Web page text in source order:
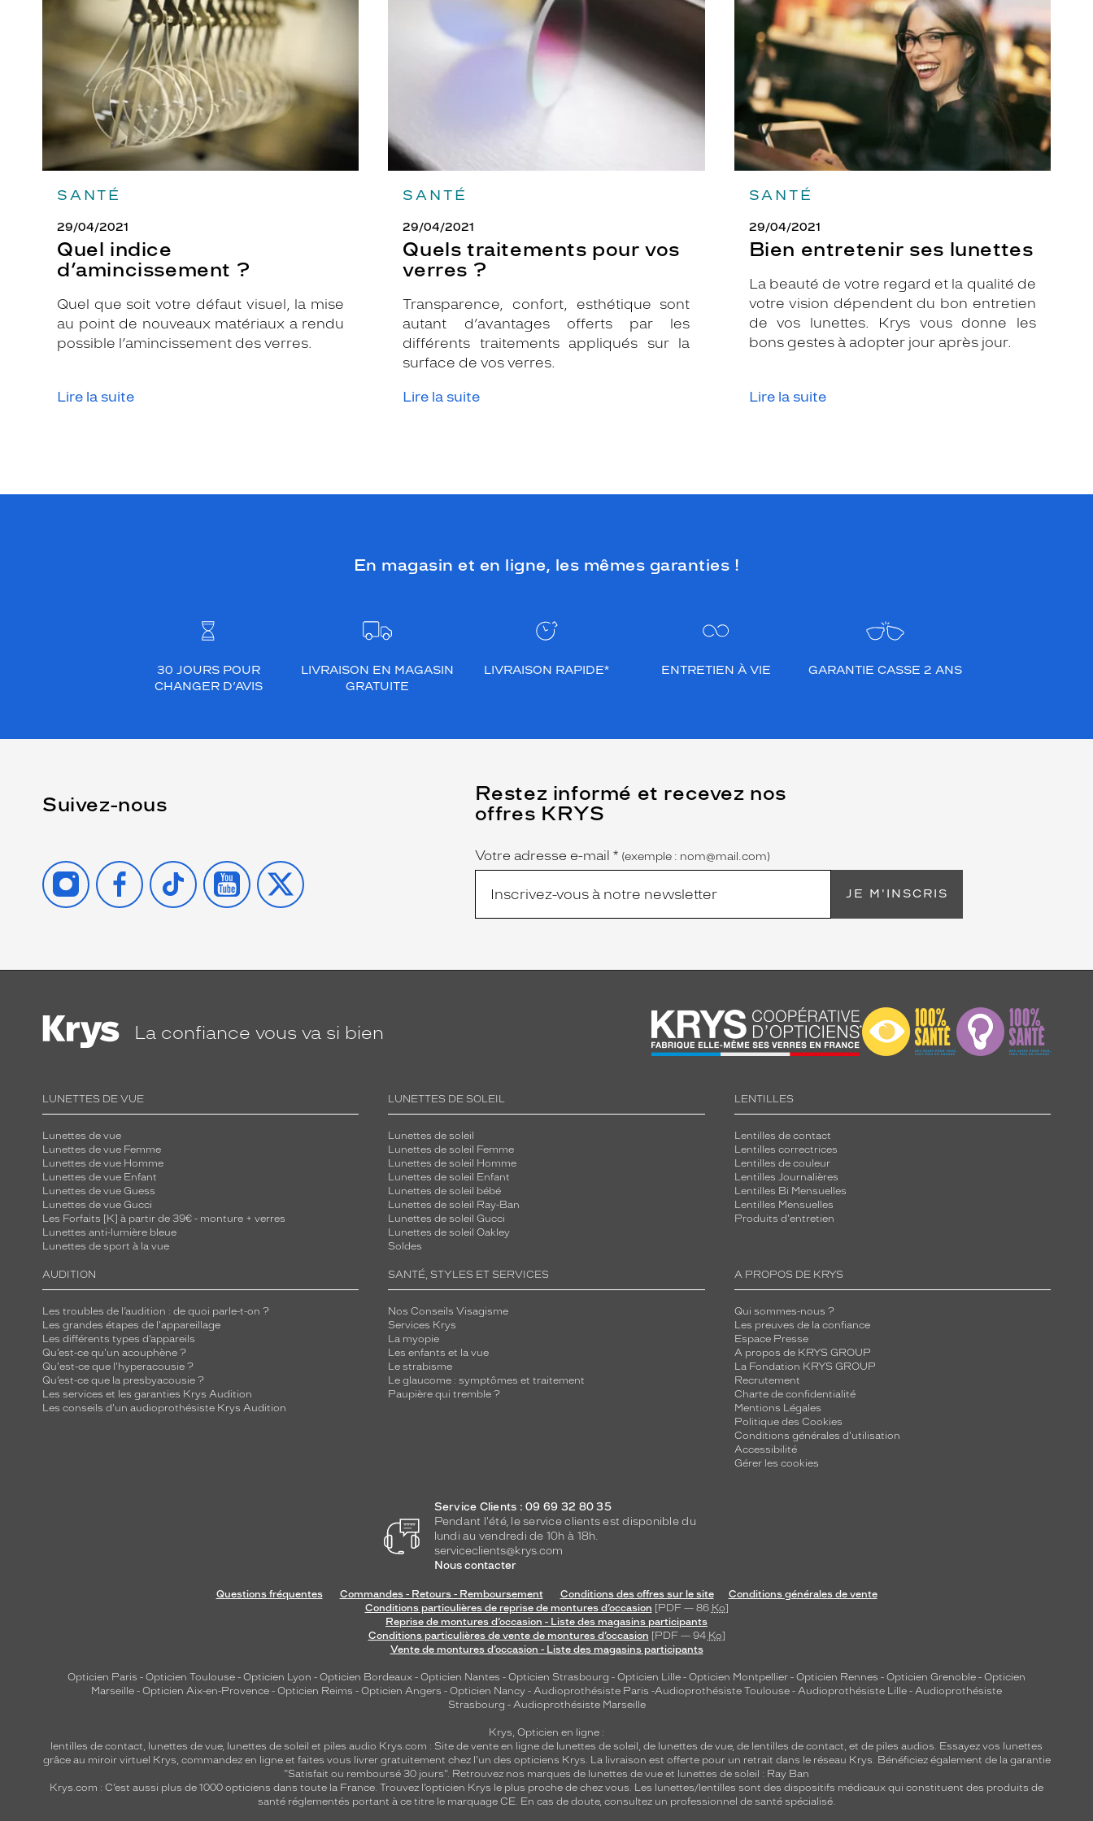
SANTÉ
29/04/2021
Quel indice
d’amincissement ?
Quel que soit votre défaut visuel, la mise
au point de nouveaux matériaux a rendu
possible l’amincissement des verres.
Lire la suite
SANTÉ
29/04/2021
Quels traitements pour vos
verres ?
Transparence, confort, esthétique sont
autant d’avantages offerts par les
différents traitements appliqués sur la
surface de vos verres.
Lire la suite
SANTÉ
29/04/2021
Bien entretenir ses lunettes
La beauté de votre regard et la qualité de
votre vision dépendent du bon entretien
de vos lunettes. Krys vous donne les
bons gestes à adopter jour après jour.
Lire la suite
lunettes
En magasin et en ligne, les mêmes garanties !
30 JOURS POUR
CHANGER D’AVIS
LIVRAISON EN MAGASIN
GRATUITE
LIVRAISON RAPIDE* ENTRETIEN À VIE GARANTIE CASSE 2 ANS
Suivez-nous
INSTAGRAMFACEBOOK
TIKTOK YOUTUBE
X
Restez informé et recevez nos
offres KRYS
Name
Votre adresse e-mail *
(Ce
champ
est
obligatoire)
(exemple : nom@mail.com)
JE M'INSCRIS
La confiance vous va si bien
LUNETTES DE VUE
Lunettes de vue
Lunettes de vue Femme
Lunettes de vue Homme
Lunettes de vue Enfant
Lunettes de vue Guess
Lunettes de vue Gucci
Les Forfaits [K] à partir de 39€ - monture + verres
Lunettes anti-lumière bleue
Lunettes de sport à la vue
LUNETTES DE SOLEIL
Lunettes de soleil
Lunettes de soleil Femme
Lunettes de soleil Homme
Lunettes de soleil Enfant
Lunettes de soleil bébé
Lunettes de soleil Ray-Ban
Lunettes de soleil Gucci
Lunettes de soleil Oakley
Soldes
LENTILLES
Lentilles de contact
Lentilles correctrices
Lentilles de couleur
Lentilles Journalières
Lentilles Bi Mensuelles
Lentilles Mensuelles
Produits d'entretien
AUDITION
Les troubles de l’audition : de quoi parle-t-on ?
Les grandes étapes de l'appareillage
Les différents types d’appareils
Qu’est-ce qu'un acouphène ?
Qu'est-ce que l'hyperacousie ?
Qu’est-ce que la presbyacousie ?
Les services et les garanties Krys Audition
Les conseils d'un audioprothésiste Krys Audition
SANTÉ, STYLES ET SERVICES
Nos Conseils Visagisme
Services Krys
La myopie
Les enfants et la vue
Le strabisme
Le glaucome : symptômes et traitement
Paupière qui tremble ?
A PROPOS DE KRYS
Qui sommes-nous ?
Les preuves de la confiance
Espace Presse
A propos de KRYS GROUP
La Fondation KRYS GROUP
Recrutement
Charte de confidentialité
Mentions Légales
Politique des Cookies
Conditions générales d'utilisation
Accessibilité
Gérer les cookies
Service Clients : 09 69 32 80 35
Pendant l'été, le service clients est disponible du
lundi au vendredi de 10h à 18h.
serviceclients@krys.com
Nous contacter
Questions fréquentes Commandes - Retours - Remboursement Conditions des offres sur le site
Conditions générales de vente
Conditions particulières de reprise de montures d’occasion [PDF — 86 Ko]
Reprise de montures d’occasion - Liste des magasins participants
Conditions particulières de vente de montures d’occasion [PDF — 94 Ko]
Vente de montures d’occasion - Liste des magasins participants
Opticien Paris - Opticien Toulouse - Opticien Lyon - Opticien Bordeaux - Opticien Nantes - Opticien Strasbourg - Opticien Lille - Opticien Montpellier - Opticien Rennes - Opticien Grenoble - Opticien
Marseille - Opticien Aix-en-Provence - Opticien Reims - Opticien Angers - Opticien Nancy - Audioprothésiste Paris -Audioprothésiste Toulouse - Audioprothésiste Lille - Audioprothésiste
Strasbourg - Audioprothésiste Marseille
Krys, Opticien en ligne :
lentilles de contact, lunettes de vue, lunettes de soleil et piles audio Krys.com : Site de vente en ligne de lunettes de soleil, de lunettes de vue, de lentilles de contact, et de piles audios. Essayez vos lunettes
grâce au miroir virtuel Krys, commandez en ligne et faites vous livrer gratuitement chez l'un des opticiens Krys. La livraison est offerte pour un retrait dans le réseau Krys. Bénéficiez également de la garantie
"Satisfait ou remboursé 30 jours". Retrouvez nos marques de lunettes de vue et lunettes de soleil : Ray Ban
Krys.com : C’est aussi plus de 1000 opticiens dans toute la France. Trouvez l’opticien Krys le plus proche de chez vous. Les lunettes/lentilles sont des dispositifs médicaux qui constituent des produits de
santé réglementés portant à ce titre le marquage CE. En cas de doute, consultez un professionnel de santé spécialisé.